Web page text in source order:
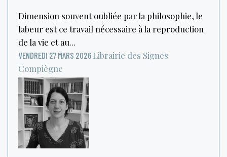
Dimension souvent oubliée par la philosophie, le
labeur est ce travail nécessaire à la reproduction
de la vie et au...
VENDREDI 27 MARS 2026 Librairie des Signes
Compiègne